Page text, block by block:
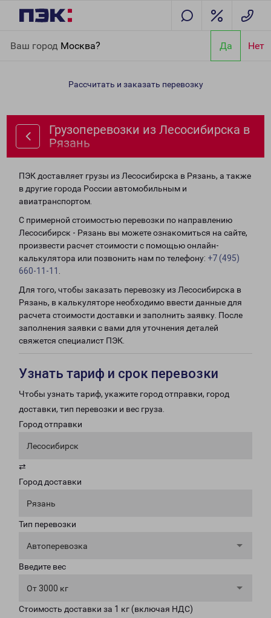
Ваш город Москва? Да Нет
Рязань
Рассчитать и заказать перевозку
Грузоперевозки из Лесосибирска в
Рязань
ПЭК доставляет грузы из Лесосибирска в Рязань, а также
в другие города России автомобильным и
авиатранспортом.
С примерной стоимостью перевозки по направлению
Лесосибирск - Рязань вы можете ознакомиться на сайте,
произвести расчет стоимости с помощью онлайн-
калькулятора или позвонить нам по телефону: +7 (495)
660-11-11
Для того, чтобы заказать перевозку из Лесосибирска в
Рязань, в калькуляторе необходимо ввести данные для
расчета стоимости доставки и заполнить заявку. После
заполнения заявки с вами для уточнения деталей
свяжется специалист ПЭК.
Узнать тариф и срок перевозки
Чтобы узнать тариф, укажите город отправки, город
доставки, тип перевозки и вес груза.
Город отправки
Лесосибирск
⇄
Город доставки
Рязань
Тип перевозки
Автоперевозка
Введите вес
От 3000 кг
Стоимость доставки за 1 кг (включая НДС)